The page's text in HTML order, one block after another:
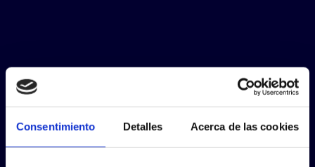
Consentimiento Detalles Acerca de las cookies